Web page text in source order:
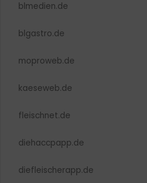
blmedien.de
blgastro.de
moproweb.de
kaeseweb.de
fleischnet.de
diehaccpapp.de
diefleischerapp.de